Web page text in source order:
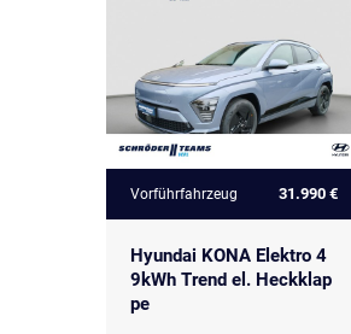
Vorführfahrzeug 31.990 €
Hyundai KONA Elektro 4
9kWh Trend el. Heckklap
pe